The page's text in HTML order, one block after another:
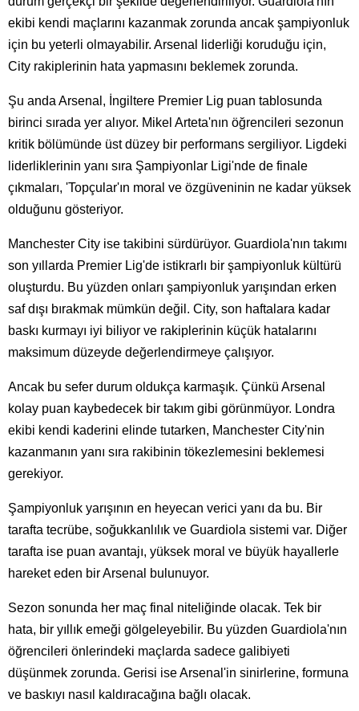
ekibi kendi maçlarını kazanmak zorunda ancak şampiyonluk
için bu yeterli olmayabilir. Arsenal liderliği koruduğu için,
City rakiplerinin hata yapmasını beklemek zorunda.
Şu anda Arsenal, İngiltere Premier Lig puan tablosunda
birinci sırada yer alıyor. Mikel Arteta'nın öğrencileri sezonun
kritik bölümünde üst düzey bir performans sergiliyor. Ligdeki
liderliklerinin yanı sıra Şampiyonlar Ligi'nde de finale
çıkmaları, 'Topçular'ın moral ve özgüveninin ne kadar yüksek
olduğunu gösteriyor.
Manchester City ise takibini sürdürüyor. Guardiola'nın takımı
son yıllarda Premier Lig'de istikrarlı bir şampiyonluk kültürü
oluşturdu. Bu yüzden onları şampiyonluk yarışından erken
saf dışı bırakmak mümkün değil. City, son haftalara kadar
baskı kurmayı iyi biliyor ve rakiplerinin küçük hatalarını
maksimum düzeyde değerlendirmeye çalışıyor.
Ancak bu sefer durum oldukça karmaşık. Çünkü Arsenal
kolay puan kaybedecek bir takım gibi görünmüyor. Londra
ekibi kendi kaderini elinde tutarken, Manchester City'nin
kazanmanın yanı sıra rakibinin tökezlemesini beklemesi
gerekiyor.
Şampiyonluk yarışının en heyecan verici yanı da bu. Bir
tarafta tecrübe, soğukkanlılık ve Guardiola sistemi var. Diğer
tarafta ise puan avantajı, yüksek moral ve büyük hayallerle
hareket eden bir Arsenal bulunuyor.
Sezon sonunda her maç final niteliğinde olacak. Tek bir
hata, bir yıllık emeği gölgeleyebilir. Bu yüzden Guardiola'nın
öğrencileri önlerindeki maçlarda sadece galibiyeti
düşünmek zorunda. Gerisi ise Arsenal'in sinirlerine, formuna
ve baskıyı nasıl kaldıracağına bağlı olacak.